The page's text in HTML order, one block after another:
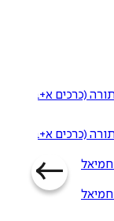
(כרכים א+ב)
(כרכים א+ב)